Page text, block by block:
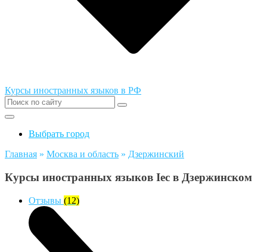
Курсы иностранных языков в РФ
Выбрать город
Главная » Москва и область » Дзержинский
Курсы иностранных языков Iec в Дзержинском
Отзывы (12)